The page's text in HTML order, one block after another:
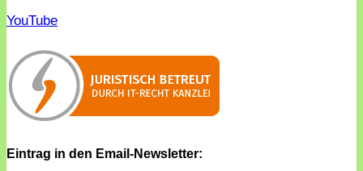
YouTube
Eintrag in den Email-Newsletter: